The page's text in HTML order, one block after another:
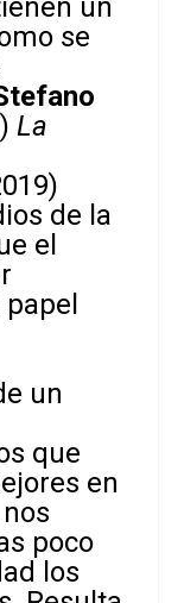
un
se
La
de la
el
un
que
en
poco
los